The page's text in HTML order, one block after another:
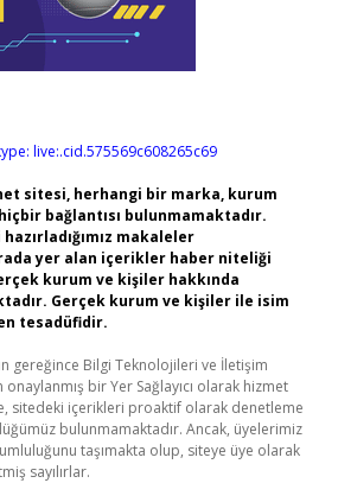
live:.cid.575569c608265c69
sitesi, herhangi bir marka, kurum
bağlantısı bulunmamaktadır.
makaleler
yer alan içerikler haber niteliği
kurum ve kişiler hakkında
Gerçek kurum ve kişiler ile isim
tesadüfidir.
gereğince Bilgi Teknolojileri ve İletişim
onaylanmış bir Yer Sağlayıcı olarak hizmet
sitedeki içerikleri proaktif olarak denetleme
bulunmamaktadır. Ancak, üyelerimiz
taşımakta olup, siteye üye olarak
sayılırlar.